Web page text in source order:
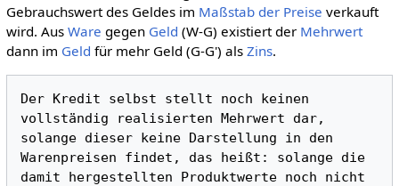
Gebrauchswert des Geldes im Maßstab der Preise verkauft
wird. Aus Ware gegen Geld (W-G) existiert der Mehrwert
dann im Geld für mehr Geld (G-G') als Zins.
Der Kredit selbst stellt noch keinen
vollständig realisierten Mehrwert dar,
solange dieser keine Darstellung in den
Warenpreisen findet, das heißt: solange die
damit hergestellten Produktwerte noch nicht